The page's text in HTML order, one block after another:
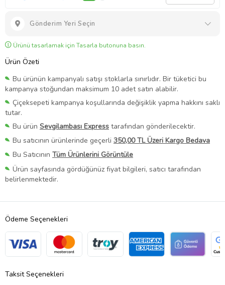
Gönderim Yeri Seçin
Ürünü tasarlamak için Tasarla butonuna basın.
Ürün Özeti
Bu ürünün kampanyalı satışı stoklarla sınırlıdır. Bir tüketici bu
kampanya stoğundan maksimum 10 adet satın alabilir.
Çiçeksepeti kampanya koşullarında değişiklik yapma hakkını saklı
tutar.
Bu ürün Sevgilambası Express tarafından gönderilecektir.
Bu satıcının ürünlerinde geçerli 350,00 TL Üzeri Kargo Bedava
Bu Satıcının Tüm Ürünlerini Görüntüle
Ürün sayfasında gördüğünüz fiyat bilgileri, satıcı tarafından
belirlenmektedir.
Ödeme Seçenekleri
Taksit Seçenekleri